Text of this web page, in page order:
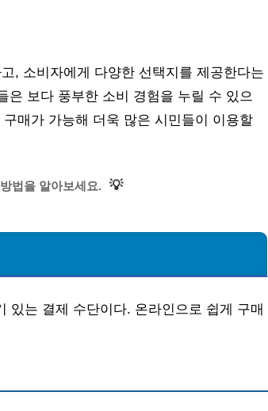
, 소비자에게 다양한 선택지를 제공한다는
은 보다 풍부한 소비 경험을 누릴 수 있으
매가 가능해 더욱 많은 시민들이 이용할
법을 알아보세요. 💡
있는 결제 수단이다. 온라인으로 쉽게 구매